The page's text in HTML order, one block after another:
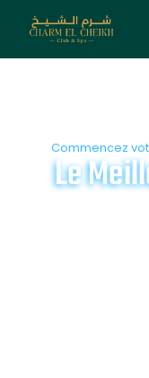
Commencez
Le